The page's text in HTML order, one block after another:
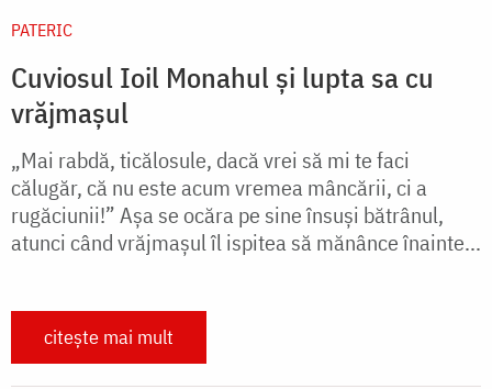
PATERIC
Cuviosul Ioil Monahul și lupta sa cu
vrăjmașul
„Mai rabdă, ticălosule, dacă vrei să mi te faci
călugăr, că nu este acum vremea mâncării, ci a
rugăciunii!” Aşa se ocăra pe sine însuși bătrânul,
atunci când vrăjmaşul îl ispitea să mănânce înainte...
citește mai mult